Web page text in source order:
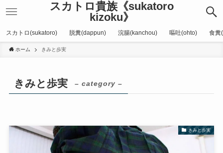
スカトロ貴族《sukatoro
kizoku》
スカトロ(sukatoro) 脱糞(dappun) 浣腸(kanchou) 嘔吐(ohto) 食糞
ホーム きみと歩実
きみと歩実 – category –
きみと歩実